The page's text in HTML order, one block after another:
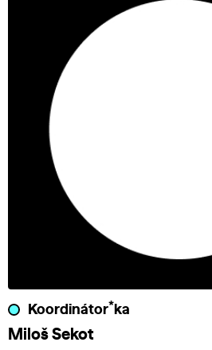
Koordinátor* ka
Miloš Sekot